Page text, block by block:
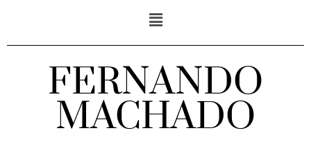
FERNANDO
MACHADO